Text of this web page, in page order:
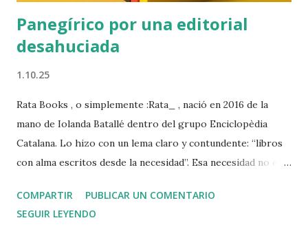
Panegírico por una editorial
desahuciada
1.10.25
Rata Books , o simplemente :Rata_ , nació en 2016 de la
mano de Iolanda Batallé dentro del grupo Enciclopèdia
Catalana. Lo hizo con un lema claro y contundente: “libros
con alma escritos desde la necesidad”. Esa necesidad no era
convicción de que un libro solo merecía ver la luz si
respondía a un impulso vital tanto del autor como de la
COMPARTIR
PUBLICAR UN COMENTARIO
SEGUIR LEYENDO